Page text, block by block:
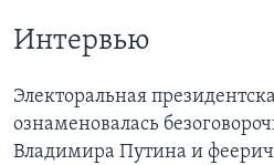
Интервью
Электоральная
ознаменовалась
Владимира Путина и